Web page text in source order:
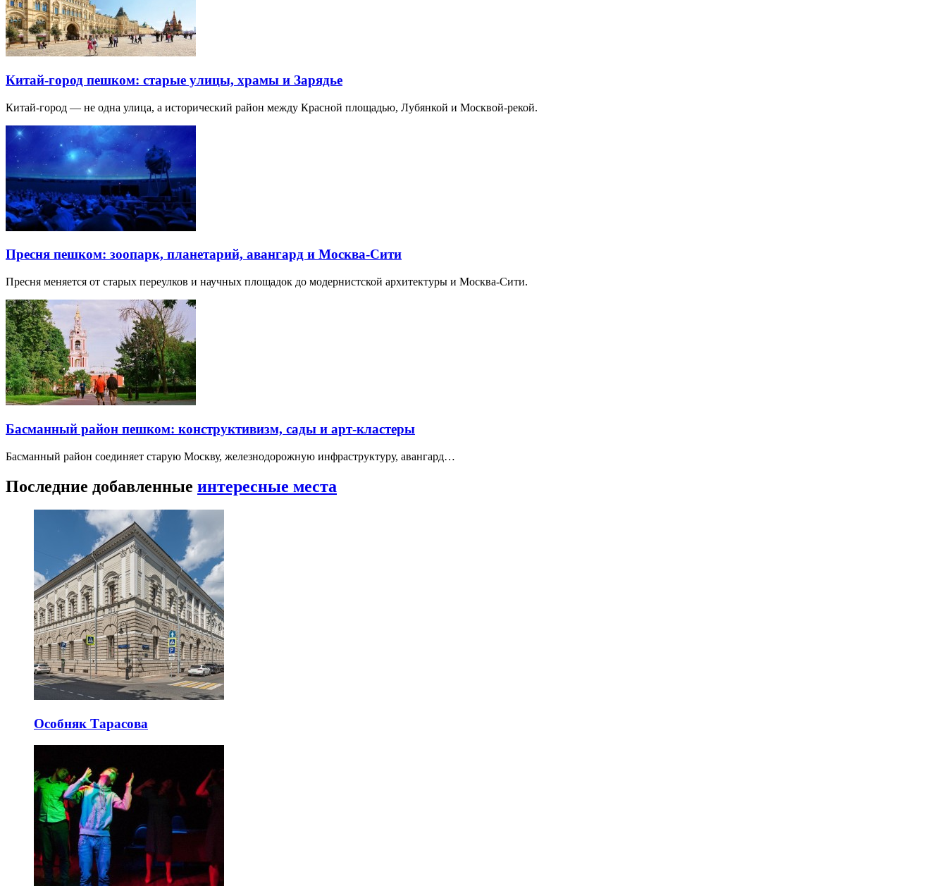
Китай-город пешком: старые улицы, храмы и Зарядье
Китай-город — не одна улица, а исторический район между Красной площадью, Лубянкой и Москвой-рекой.
Пресня пешком: зоопарк, планетарий, авангард и Москва-Сити
Пресня меняется от старых переулков и научных площадок до модернистской архитектуры и Москва-Сити.
Басманный район пешком: конструктивизм, сады и арт-кластеры
Басманный район соединяет старую Москву, железнодорожную инфраструктуру, авангард…
Последние добавленные интересные места
Особняк Тарасова